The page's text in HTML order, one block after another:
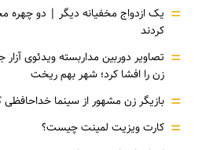
= یک ازدواج مخفیانه دیگر | دو چهره
کردند
= تصاویر دوربین مداربسته ویدئوی
زن را افشا کرد؛ شهر بهم ریخت
= بازیگر زن مشهور از سینما خداحافظی
= کارت ویزیت لمینت چیست؟